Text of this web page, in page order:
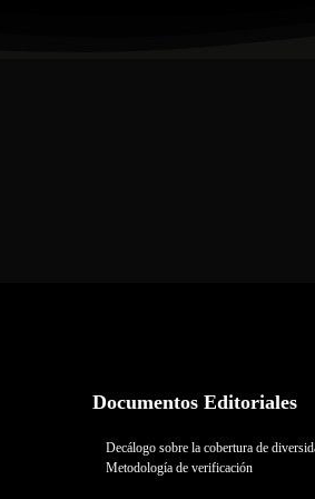
Documentos Editoriales
Decálogo sobre la cobertura de
Metodología de verificación